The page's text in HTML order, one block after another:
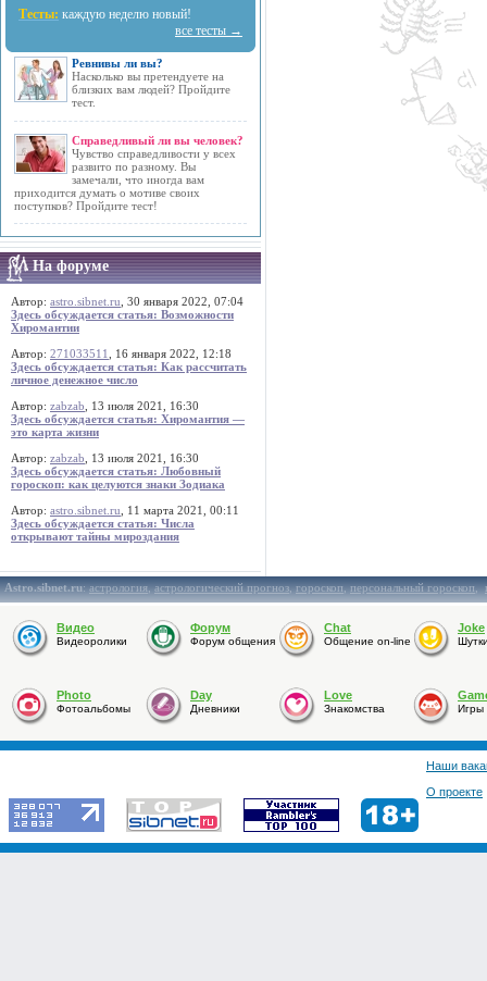
Тесты: каждую неделю новый!
все тесты →
Ревнивы ли вы?
Насколько вы претендуете на
близких вам людей? Пройдите
тест.
Справедливый ли вы человек?
Чувство справедливости у всех
развито по разному. Вы
замечали, что иногда вам
приходится думать о мотиве своих
поступков? Пройдите тест!
На форуме
Автор: astro.sibnet.ru , 30 января 2022, 07:04
Здесь обсуждается статья: Возможности
Хиромантии
Автор: 271033511
, 16 января 2022, 12:18
Здесь обсуждается статья: Как рассчитать
личное денежное число
Автор: zabzab , 13 июля 2021, 16:30
Здесь обсуждается статья: Хиромантия —
это карта жизни
Автор: zabzab , 13 июля 2021, 16:30
Здесь обсуждается статья: Любовный
гороскоп: как целуются знаки Зодиака
Автор: astro.sibnet.ru , 11 марта 2021, 00:11
Здесь обсуждается статья: Числа
открывают тайны мироздания
Astro.sibnet.ru:астрология,астрологический прогноз,гороскоп,персональный гороскоп,
Видео
Видеоролики
Форум
Форум общения
Chat
Общение on-line
Joke
Photo
Фотоальбомы
Day
Дневники
Love
Знакомства Игры
Наши
О проекте